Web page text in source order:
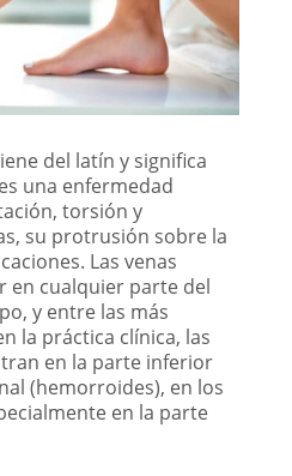
del latín y significa
una enfermedad
torsión y
su protrusión sobre la
Las venas
en cualquier parte del
y entre las más
la práctica clínica, las
en la parte inferior
(hemorroides), en los
en la parte